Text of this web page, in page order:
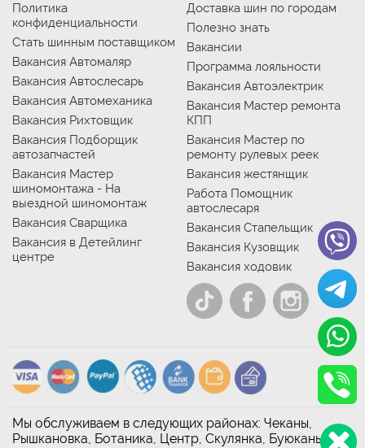
Политика
конфиденциальности
Стать шинным поставщиком
Вакансия Автомаляр
Вакансия Автослесарь
Вакансия Автомеханика
Вакансия Рихтовщик
Вакансия Подборщик
автозапчастей
Вакансия Мастер
шиномонтажа - На
выездной шиномонтаж
Вакансия Сварщика
Вакансия в Детейлинг
центре
Доставка шин по городам
Полезно знать
Вакансии
Программа лояльности
Вакансия Автоэлектрик
Вакансия Мастер ремонта
КПП
Вакансия Мастер по
ремонту рулевых реек
Вакансия жестянщик
Работа Помощник
автослесаря
Вакансия Стапельщик
Вакансия Кузовщик
Вакансия ходовик
Мы обслуживаем в следующих районах: Чеканы,
Рышкановка, Ботаника, Центр, Скулянка, Буюканы